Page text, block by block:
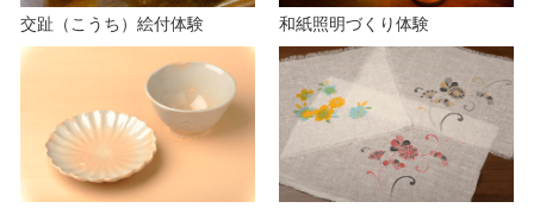
交趾（こうち）絵付体験 和紙照明づくり体験